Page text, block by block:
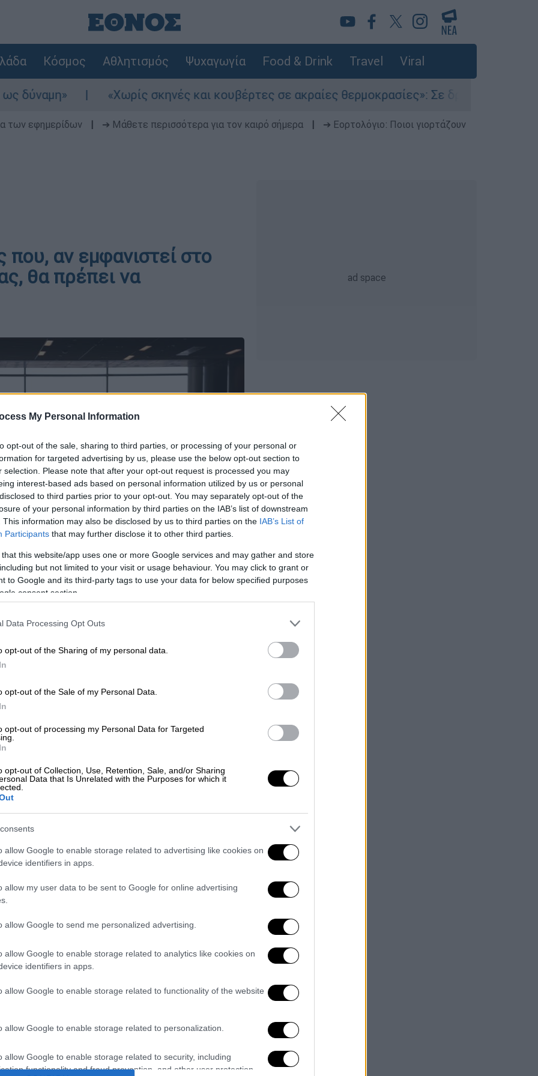
My Personal Information
opt-out of the sale, sharing to third parties, or processing of your personal or
for targeted advertising by us, please use the below opt-out section to
selection. Please note that after your opt-out request is processed you may
interest-based ads based on personal information utilized by us or personal
to third parties prior to your opt-out. You may separately opt-out of the
of your personal information by third parties on the IAB’s list of downstream
This information may also be disclosed by us to third parties on the IAB’s List of
Participants that may further disclose it to other third parties.
that this website/app uses one or more Google services and may gather and store
but not limited to your visit or usage behaviour. You may click to grant or
to Google and its third-party tags to use your data for below specified purposes
consent section.
Data Processing Opt Outs
opt-out of the Sharing of my personal data.
opt-out of the Sale of my Personal Data.
opt-out of processing my Personal Data for Targeted
opt-out of Collection, Use, Retention, Sale, and/or Sharing
Data that Is Unrelated with the Purposes for which it
allow Google to enable storage related to advertising like cookies on
identifiers in apps.
allow my user data to be sent to Google for online advertising
allow Google to send me personalized advertising.
allow Google to enable storage related to analytics like cookies on
identifiers in apps.
allow Google to enable storage related to functionality of the website
allow Google to enable storage related to personalization.
allow Google to enable storage related to security, including
functionality and fraud prevention, and other user protection.
Κόσμος Αθλητισμός Ψυχαγωγία Food & Drink Travel Viral
«Χωρίς σκηνές και κουβέρτες σε ακραίες θερμοκρασίες»: Σε δραματικές συνθήκες
των εφημερίδων ➔ Μάθετε περισσότερα για τον καιρό σήμερα
➔ Εορτολόγιο: Ποιοι γιορτάζουν
αν εμφανιστεί στο
θα πρέπει να
το ΕΘΝΟΣ στη Google
μας εισιτήριο
μια τεράστια ταλαιπωρία πριν την
Screening Selection», δηλαδή
εισιτήριο θα πρέπει να περάσει από
εγγράφων του Πενταγώνου - Στο
ένας νεαρός λάτρης των όπλων
εισιτήρια στα ατόμων που βρίσκονται
και τυχαία σταεισιτήρια για χώρες υψηλού
συχνότερα σε εισιτήρια που
τους έχει γίνει με μετρητά.
ελληνορθόδοξη εκκλησία - Αυξάνονται